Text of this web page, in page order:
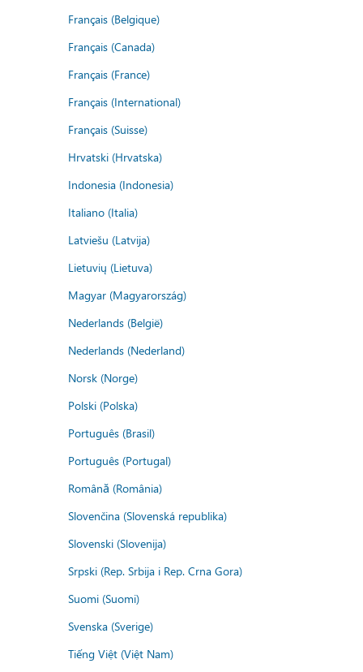
Français (Belgique)
Français (Canada)
Français (France)
Français (International)
Français (Suisse)
Hrvatski (Hrvatska)
Indonesia (Indonesia)
Italiano (Italia)
Latviešu (Latvija)
Lietuvių (Lietuva)
Magyar (Magyarország)
Nederlands (België)
Nederlands (Nederland)
Norsk (Norge)
Polski (Polska)
Português (Brasil)
Português (Portugal)
Română (România)
Slovenčina (Slovenská republika)
Slovenski (Slovenija)
Srpski (Rep. Srbija i Rep. Crna Gora)
Suomi (Suomi)
Svenska (Sverige)
Tiếng Việt (Việt Nam)